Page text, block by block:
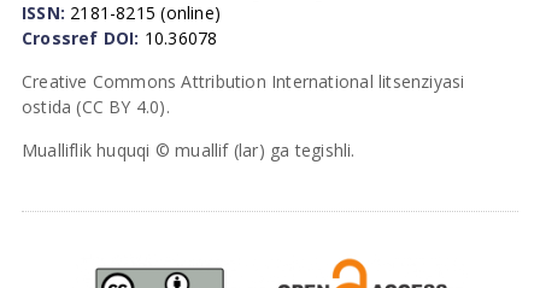
ISSN: 2181-8215 (online)
Crossref DOI: 10.36078
Creative Commons Attribution International litsenziyasi
ostida (CC BY 4.0).
Mualliflik huquqi © muallif (lar) ga tegishli.